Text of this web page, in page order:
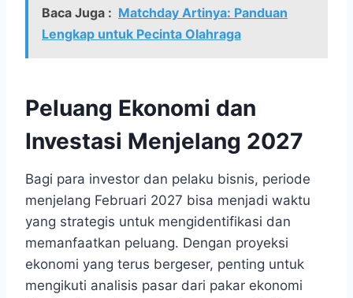
Baca Juga : Matchday Artinya: Panduan
Lengkap untuk Pecinta Olahraga
Peluang Ekonomi dan
Investasi Menjelang 2027
Bagi para investor dan pelaku bisnis, periode
menjelang Februari 2027 bisa menjadi waktu
yang strategis untuk mengidentifikasi dan
memanfaatkan peluang. Dengan proyeksi
ekonomi yang terus bergeser, penting untuk
mengikuti analisis pasar dari pakar ekonomi